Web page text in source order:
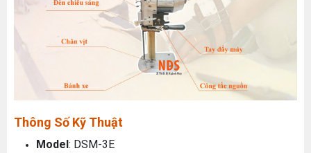
Thông Số Kỹ Thuật
Model: DSM-3E